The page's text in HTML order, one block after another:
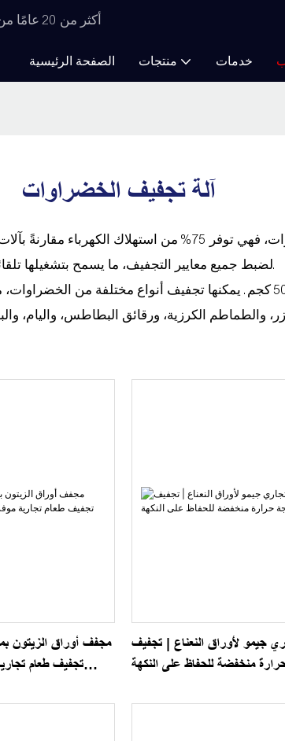
أكثر من 20 عامًا من الخبرة في تصنيع معدات التجفيف، ابتكارات لا حصر لها في مجال التجفيف
الصفحة الرئيسية منتجات خدمات
آلة تجفيف الخضراوات
مئوية، وضبط الرطوبة من 5% إلى 99%. كما أنها مزودة بلوحة تحكم PLC لضبط جميع معايير التجفيف، ما يسمح بتشغيلها تلقائيًا.
تتوفر هذه الآلة بسعات تحميل مختلفة تتراوح من 100 كجم إلى 5000 كجم.
والطماطم الكرزية، ورقائق البطاطس، واليام،
مجفف أوراق الزيتون
تجفيف طعام
جيمو لأوراق النعناع | تجفيف
منخفضة للحفاظ على النكهة